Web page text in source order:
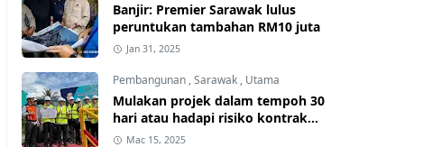
Banjir: Premier Sarawak lulus
peruntukan tambahan RM10 juta
Jan 31, 2025
Pembangunan ,Sarawak , Utama
Mulakan projek dalam tempoh 30
hari atau hadapi risiko kontrak
ditamatkan
Mac 15, 2025